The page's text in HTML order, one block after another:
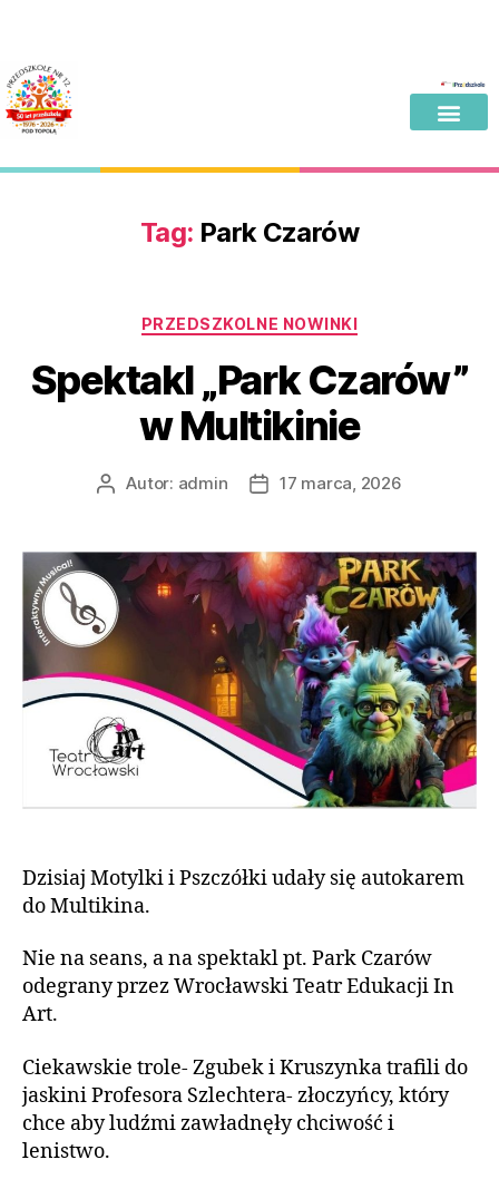
Tag: Park Czarów
PRZEDSZKOLNE NOWINKI
Spektakl „Park Czarów”
w Multikinie
Autor: admin 17 marca, 2026
Dzisiaj Motylki i Pszczółki udały się autokarem
do Multikina.
Nie na seans, a na spektakl pt. Park Czarów
odegrany przez Wrocławski Teatr Edukacji In
Art.
Ciekawskie trole- Zgubek i Kruszynka trafili do
jaskini Profesora Szlechtera- złoczyńcy, który
chce aby ludźmi zawładnęły chciwość i
lenistwo.